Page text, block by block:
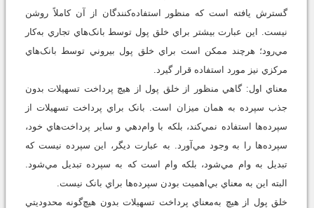
گسترش يافته است که منظور استفاده‌کنندگان از آن کاملاً روشن
نيست. اين عبارت بيشتر براي خلق پول توسط بانک‌هاي تجاري به‌کار
مي‌رود؛ هرچند ممکن است براي خلق پول بيروني توسط بانک‌هاي
مرکزي نيز مورد استفاده قرار گيرد.
معناي اول: گاهي منظور از خلق پول از هيچ پرداخت تسهيلات بدون
جذب سپرده به همان ميزان است. بانک براي پرداخت تسهيلات از
سپرده‌ها استفاده نمي‌کند، بلکه با وام‌دهي و ساير پرداخت‌هاي خود،
سپرده‌ها را به وجود مي‌آورد. به عبارت ديگر، اين سپرده نيست که
تبديل به وام مي‌شود، بلکه وام است که به سپرده تبديل مي‌شود.
البته اين به معناي بي‌اهميت بودن سپرده‌ها براي بانک نيست.
خلق پول از هيچ به‌معناي پرداخت تسهيلات بدون هيچ‌گونه محدوديتي